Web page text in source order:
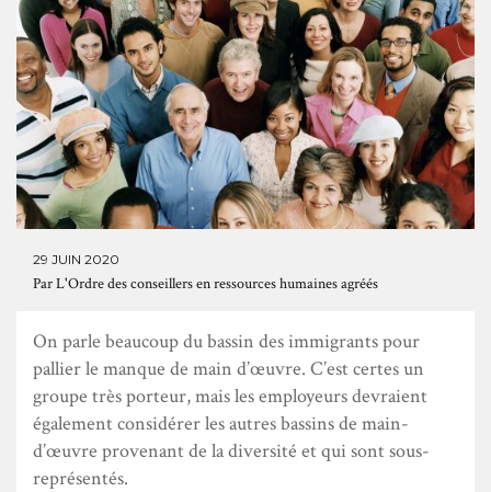
29 JUIN 2020
ParL'Ordre des conseillers en ressources humaines agréés
On parle beaucoup du bassin des immigrants pour
pallier le manque de main d’œuvre. C’est certes un
groupe très porteur, mais les employeurs devraient
également considérer les autres bassins de main-
d’œuvre provenant de la diversité et qui sont sous-
représentés.